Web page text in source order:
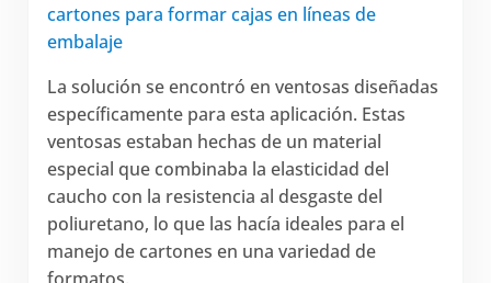
cartones para formar cajas en líneas de
embalaje
La solución se encontró en ventosas diseñadas
específicamente para esta aplicación. Estas
ventosas estaban hechas de un material
especial que combinaba la elasticidad del
caucho con la resistencia al desgaste del
poliuretano, lo que las hacía ideales para el
manejo de cartones en una variedad de